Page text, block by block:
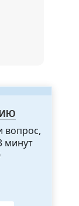
вопрос,
минут